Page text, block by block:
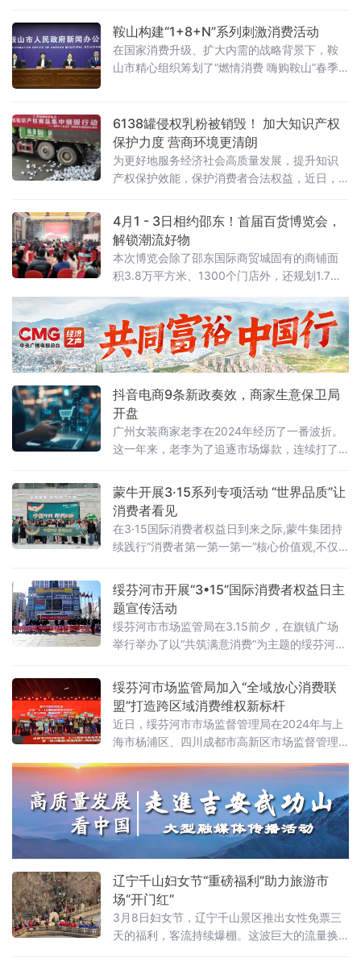
场活力。这是云南省近年来规模最大、覆盖最
广的消费促进行动，旨在通过“政策+活动+产
业”联动，打造“商旅文体融合”的消费新生态。
鞍山构建“1+8+N”系列刺激消费活动
在国家消费升级、扩大内需的战略背景下，鞍
山市精心组织筹划了“燃情消费 嗨购鞍山”春季
6138罐侵权乳粉被销毁！ 加大知识产权
保护力度 营商环境更清朗
为更好地服务经济社会高质量发展，提升知识
产权保护效能，保护消费者合法权益，近日，
中执行一起涉商标侵权案例，6138罐侵权“纽瑞
优”品牌的乳粉在多方监督下被集中销毁，不仅
斩断了侵权产品流通的黑色产业链，还通过全
流程无害化销毁，向全社会释放出严打侵权假
冒行为的强烈信号。&emsp;&emsp;据悉，此
次集中销毁侵权商品，源于福州市中级人民法
院2024年10月二审
4月1 - 3日相约邵东！首届百货博览会，
解锁潮流好物
本次博览会除了邵东国际商贸城固有的商铺面
积3.8万平方米、1300个门店外，还规划1.7万
色的ABC三各个区域，A 区突出创新产品与龙头
企业，展现邵东百货行业的创新实力与领军风
采
抖音电商9条新政奏效，商家生意保卫局
开盘
广州女装商家老李在2024年经历了一番波折。
这一年来，老李为了追逐市场爆款，连续打了
内商品价格一再调整，导致利润有限。谈到
2025年的新规划，老李只希望聚焦于产品力，
回归经营本质。“做生意，要赚钱，要持久。”
蒙牛开展3·15系列专项活动 “世界品质”让
消费者看见
在3·15国际消费者权益日到来之际,蒙牛集团持
续践行“消费者第一第一第一”核心价值观,不仅
棵草到一杯奶”全产业链质量管理体系,还陆续开
展多个品质专项行动,让消费者全面见证蒙牛产
品的“世界品质”。蒙牛Open Day:30+工厂全透
明开放当消费者踏进蒙牛工厂,前来迎接的不是
导览员,而是别着麦克风的工厂厂长。
绥芬河市开展“3•15”国际消费者权益日主
题宣传活动
绥芬河市市场监管局在3.15前夕，在旗镇广场
举行举办了以“共筑满意消费”为主题的绥芬河市
动，市检察院等10家消协理事单位及消费维权
志愿者参加了活动。
绥芬河市场监管局加入“全域放心消费联
盟”打造跨区域消费维权新标杆
近日，绥芬河市市场监督管理局在2024年与上
海市杨浦区、四川成都市高新区市场监督管理
域协作协议》的基础上，联动全国东西南北中
各市（区）级市场监管部门（消委会）成立平
台经济“全域放心消费联盟”，此举是为强化跨区
域消费者权益保护协作，构建全国维权共治新
辽宁千山妇女节“重磅福利”助力旅游市
场“开门红”
3月8日妇女节，辽宁千山景区推出女性免票三
天的福利，客流持续爆棚。这波巨大的流量换